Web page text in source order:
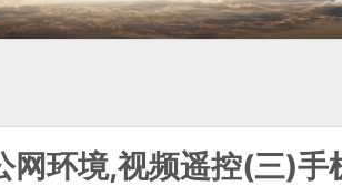
环境,视频遥控(三)手